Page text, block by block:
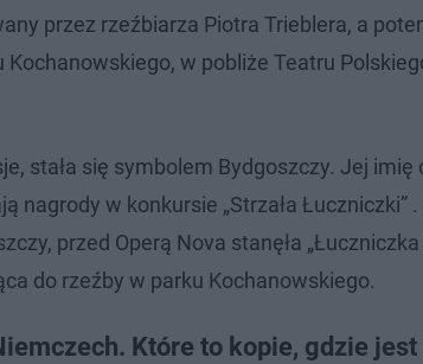
przez rzeźbiarza Piotra Trieblera, a
Kochanowskiego, w pobliże Teatru
stała się symbolem Bydgoszczy. Jej
nagrody w konkursie „Strzała Łuczniczki”
przed Operą Nova stanęła
do rzeźby w parku Kochanowskiego.
Które to kopie, gdzie jest